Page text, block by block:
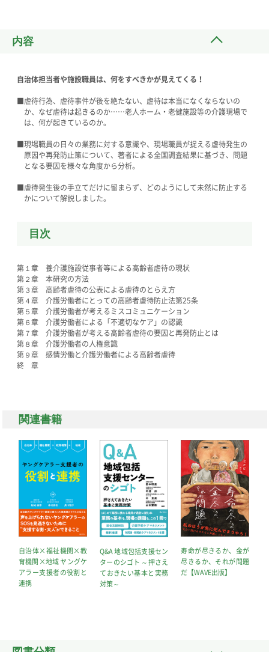
内容
自治体担当者や施設職員は、何をすべきかが見えてくる！
■虐待行為、虐待事件が後を絶たない、虐待は本当になくならないの
か、なぜ虐待は起きるのか……老人ホーム・老健施設等の介護現場で
は、何が起きているのか。
■現場職員の日々の業務に対する意識や、現場職員が捉える虐待発生の
原因や再発防止策について、著者による全国調査結果に基づき、問題
となる要因を様々な角度から分析。
■虐待発生後の手立てだけに留まらず、どのようにして未然に防止する
かについて解説しました。
目次
第１章 養介護施設従事者等による高齢者虐待の現状
第２章 本研究の方法
第３章 高齢者虐待の公表による虐待のとらえ方
第４章 介護労働者にとっての高齢者虐待防止法第25条
第５章 介護労働者が考えるミスコミュニケーション
第６章 介護労働者による「不適切なケア」の認識
第７章 介護労働者が考える高齢者虐待の要因と再発防止とは
第８章 介護労働者の人権意識
第９章 感情労働と介護労働者による高齢者虐待
終 章
関連書籍
自治体×福祉機関×教
育機関×地域 ヤングケ
アラー支援者の役割と
連携
Q&A 地域包括支援セン
ターのシゴト ～押さえ
ておきたい基本と実務
対策～
寿命が尽きるか、金が
尽きるか、それが問題
だ【WAVE出版】